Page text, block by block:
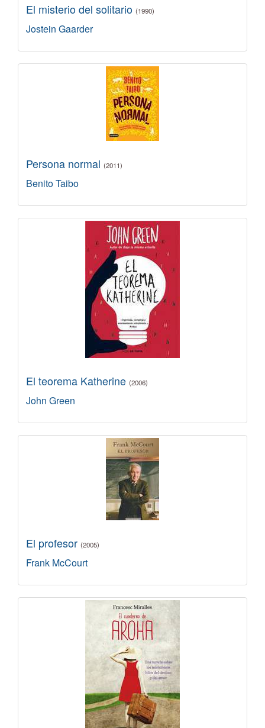
El misterio del solitario (1990)
Jostein Gaarder
Persona normal (2011)
Benito Taibo
El teorema Katherine (2006)
John Green
El profesor (2005)
Frank McCourt